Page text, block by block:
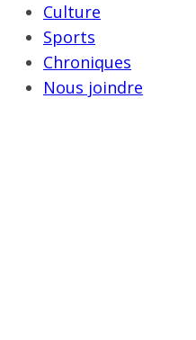
Culture
Sports
Chroniques
Nous joindre